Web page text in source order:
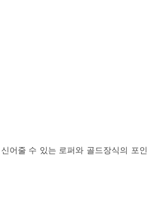
어줄 수 있는 로퍼와 골드장식의 포인